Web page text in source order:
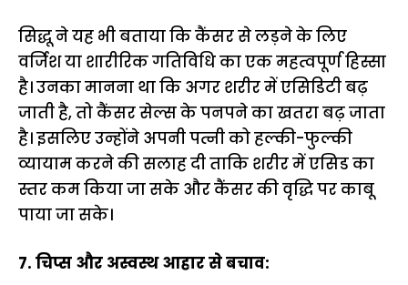
सिद्धू ने यह भी बताया कि कैंसर से लड़ने के लिए
वर्जिश या शारीरिक गतिविधि का एक महत्वपूर्ण हिस्सा
है। उनका मानना था कि अगर शरीर में एसिडिटी बढ़
जाती है, तो कैंसर सेल्स के पनपने का खतरा बढ़ जाता
है। इसलिए उन्होंने अपनी पत्नी को हल्की-फुल्की
व्यायाम करने की सलाह दी ताकि शरीर में एसिड का
स्तर कम किया जा सके और कैंसर की वृद्धि पर काबू
पाया जा सके।
7. चिप्स और अस्वस्थ आहार से बचाव: